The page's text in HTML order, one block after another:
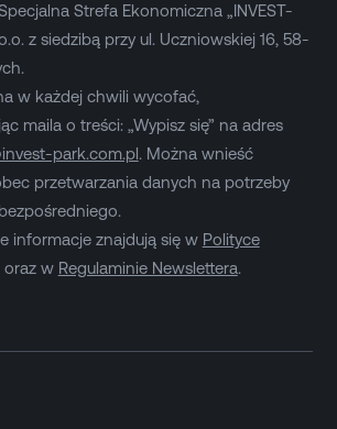
Strefa Ekonomiczna „INVEST-
z siedzibą przy ul. Uczniowskiej 16, 58-
w każdej chwili wycofać,
maila o treści: „Wypisz się” na adres
park.com.pl. Można wnieść
przetwarzania danych na potrzeby
informacje znajdują się w Polityce
oraz w Regulaminie Newslettera.